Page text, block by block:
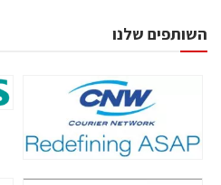
השותפים שלנו